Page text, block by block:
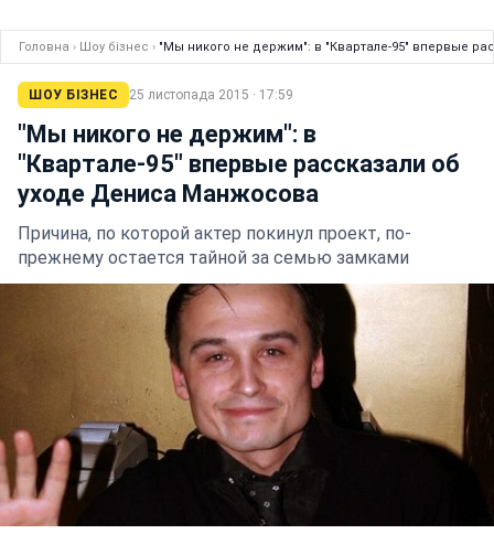
Головна › Шоу бізнес › "Мы никого не держим": в "Квартале-95" впервые
ШОУ БІЗНЕС 25 листопада 2015 · 17:59
"Мы никого не держим": в
"Квартале-95" впервые рассказали об
уходе Дениса Манжосова
Причина, по которой актер покинул проект, по-
прежнему остается тайной за семью замками